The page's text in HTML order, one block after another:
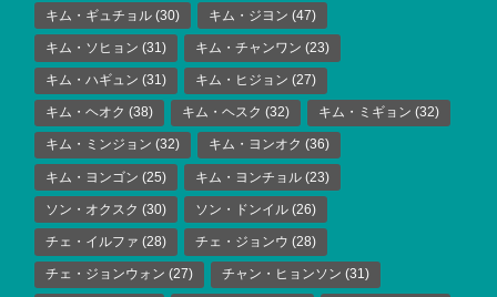
キム・ギュチョル (30) キム・ジヨン (47)
キム・ソヒョン (31) キム・チャンワン (23)
キム・ハギュン (31) キム・ヒジョン (27)
キム・ヘオク (38) キム・ヘスク (32) キム・ミギョン (32)
キム・ミンジョン (32) キム・ヨンオク (36)
キム・ヨンゴン (25) キム・ヨンチョル (23)
ソン・オクスク (30) ソン・ドンイル (26)
チェ・イルファ (28) チェ・ジョンウ (28)
チェ・ジョンウォン (27) チャン・ヒョンソン (31)